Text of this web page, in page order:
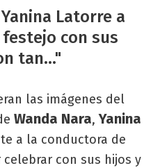
Latorre a
con sus
tan..."
las imágenes del
Wanda Nara,Yanina
a la conductora de
celebrar con sus hijos y